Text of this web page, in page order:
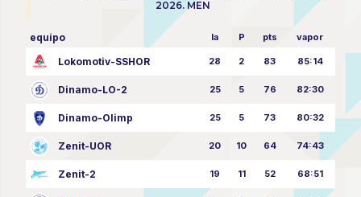
2026. MEN
equipo la P pts vapor
Lokomotiv-SSHOR 28 2 83 85:14
Dinamo-LO-2 25 5 76 82:30
Dinamo-Olimp 25 5 73 80:32
Zenit-UOR 20 10 64 74:43
Zenit-2 19 11 52 68:51